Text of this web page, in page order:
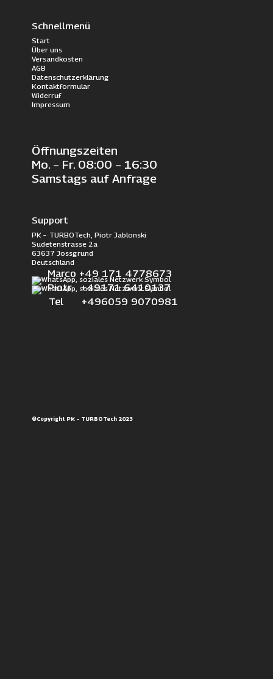
Schnellmenü
Start
Über uns
Versandkosten
AGB
Datenschutzerklärung
Kontaktformular
Widerruf
Impressum
Öffnungszeiten
Mo. – Fr. 08:00 – 16:30
Samstags auf Anfrage
Support
PK – TURBOTech, Piotr Jablonski
Sudetenstrasse 2a
63637 Jossgrund
Deutschland
Marco +49 171 4778673
Piotr +49171 6410137
Tel +496059 9070981
©Copyright PK – TURBOTech 2023